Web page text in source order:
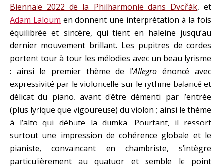
Biennale 2022 de la Philharmonie dans Dvořák, et
Adam Laloum en donnent une interprétation à la fois
équilibrée et sincère, qui tient en haleine jusqu’au
dernier mouvement brillant. Les pupitres de cordes
portent tour à tour les mélodies avec un beau lyrisme
: ainsi le premier thème de l’Allegro énoncé avec
expressivité par le violoncelle sur le rythme balancé et
délicat du piano, avant d’être démenti par l’entrée
(plus lyrique que vigoureuse) du violon ; ainsi le thème
à l’alto qui débute la dumka. Pourtant, il ressort
surtout une impression de cohérence globale et le
pianiste, convaincant en chambriste, s’intègre
particulièrement au quatuor et semble le point